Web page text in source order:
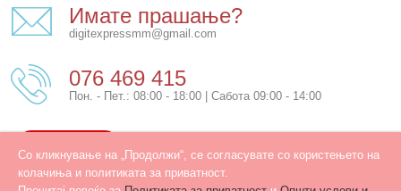
Со кликнување на „Продолжи“, се согласувате со користењето на
колачиња и политиката за приватност.
Имате прашање?
digitexpressmm@gmail.com
076 469 415
Пон. - Пет.: 08:00 - 18:00 | Сабота 09:00 - 14:00